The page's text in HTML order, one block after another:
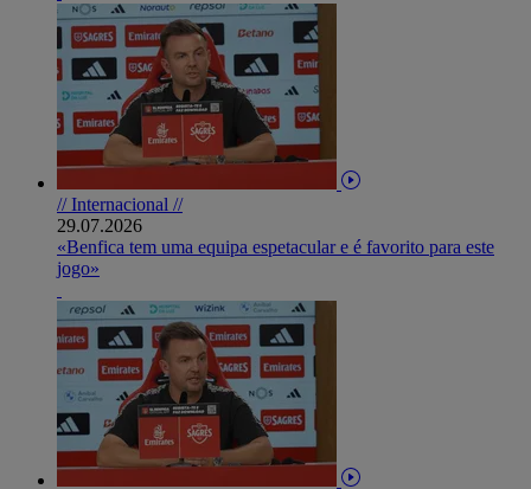
// Internacional //
29.07.2026
«Benfica tem uma equipa espetacular e é favorito para este
jogo»